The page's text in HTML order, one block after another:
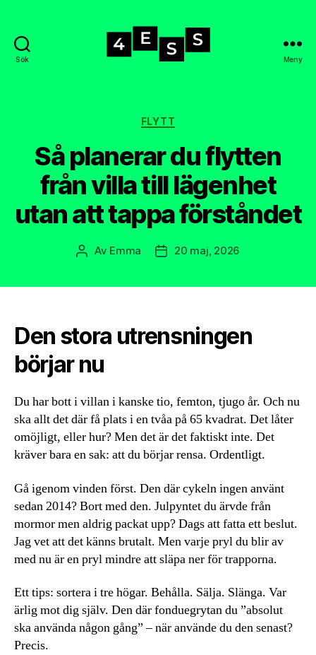
Sök Meny
Kategorier
FLYTT
Så planerar du flytten
från villa till lägenhet
utan att tappa förståndet
Inläggsförfattare
Av Emma Inläggsdatum
20 maj, 2026
Den stora utrensningen
börjar nu
Du har bott i villan i kanske tio, femton, tjugo år. Och nu
ska allt det där få plats i en tvåa på 65 kvadrat. Det låter
omöjligt, eller hur? Men det är det faktiskt inte. Det
kräver bara en sak: att du börjar rensa. Ordentligt.
Gå igenom vinden först. Den där cykeln ingen använt
sedan 2014? Bort med den. Julpyntet du ärvde från
mormor men aldrig packat upp? Dags att fatta ett beslut.
Jag vet att det känns brutalt. Men varje pryl du blir av
med nu är en pryl mindre att släpa ner för trapporna.
Ett tips: sortera i tre högar. Behålla. Sälja. Slänga. Var
ärlig mot dig själv. Den där fonduegrytan du ”absolut
ska använda någon gång” – när använde du den senast?
Precis.